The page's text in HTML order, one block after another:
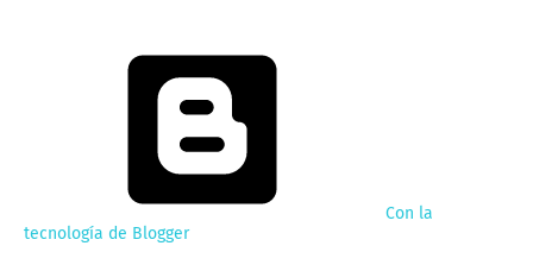
Con la
tecnología de Blogger